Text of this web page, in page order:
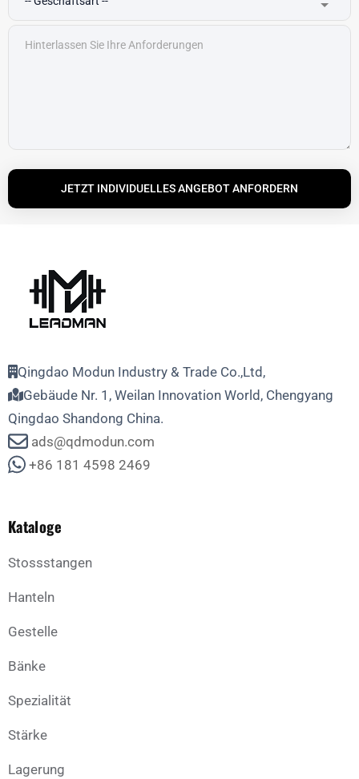
JETZT INDIVIDUELLES ANGEBOT ANFORDERN
Qingdao Modun Industry & Trade Co.,Ltd,
Gebäude Nr. 1, Weilan Innovation World, Chengyang
Qingdao Shandong China.
ads@qdmodun.com
+86 181 4598 2469
Kataloge
Stossstangen
Hanteln
Gestelle
Bänke
Spezialität
Stärke
Lagerung